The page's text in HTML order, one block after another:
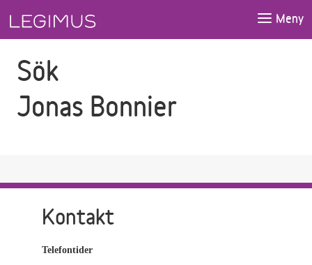
Meny
Sök
Jonas Bonnier
Kontakt
Telefontider